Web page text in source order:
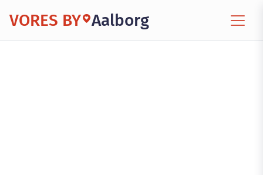
VORES BY Aalborg